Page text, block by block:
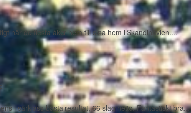
när de flesta åker hem till sina hem i Skandinavien....
i särklass bästa resultat, 66 slag netto. Fantastiskt bra...